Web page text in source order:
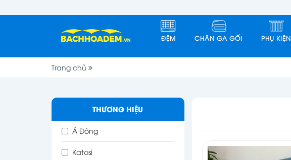
ĐỆM CHĂN GA GỐI PHỤ KIỆN
Trang chủ
THƯƠNG HIỆU
Á Đông
Katosi